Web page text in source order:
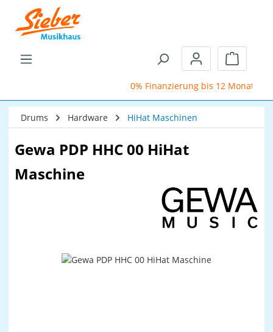
Zum Hauptinhalt springen
0% Finanzierung bis 12 Monate
Drums Hardware HiHat Maschinen
Gewa PDP HHC 00 HiHat
Maschine
Bildergalerie überspringen